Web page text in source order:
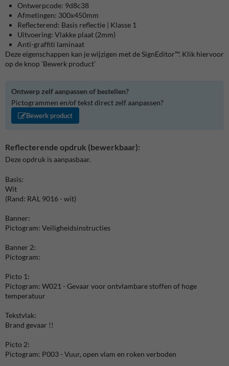
Ontwerpcode: 9d8c38
Afmetingen: 300x450mm
Reflecterend: Basis reflectie | Klasse 1
Uitvoering: Vlakke plaat (2mm)
Anti-graffiti laminaat
Deze eigenschappen kan je wijzigen met de SignEditor™. Klik hiervoor
op de knop 'Bewerk product'
Ontwerp zelf aanpassen of bestellen?
Pictogrammen en/of tekst direct zelf aanpassen?
Bewerk product
Reflecterende opdruk (bewerkbaar):
Deze opdruk is aanpasbaar.
Basis:
Wit
(Rand: RAL 9016 - wit)
Banner:
Pictogram: Veiligheidsinstructies
Banner 2:
Pictogram:
Picto 1:
Pictogram: W021 - Gevaar voor ontvlambare stoffen of hoge
temperatuur
Tekstvlak:
Brand gevaar !!
Picto 2:
Pictogram: P003 - Vuur, open vlam en roken verboden